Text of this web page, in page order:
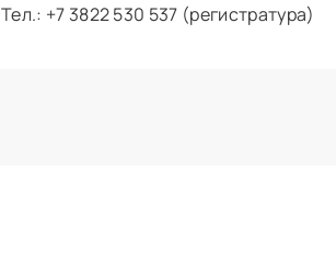
Тел.: +7 3822 530 537 (регистратура)